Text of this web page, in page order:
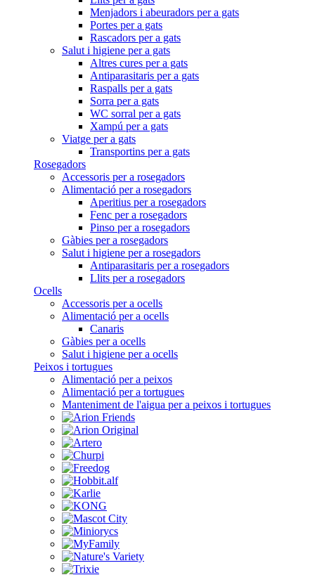
Menjadors i abeuradors per a gats
Portes per a gats
Rascadors per a gats
Salut i higiene per a gats
Altres cures per a gats
Antiparasitaris per a gats
Raspalls per a gats
Sorra per a gats
WC sorral per a gats
Xampú per a gats
Viatge per a gats
Transportins per a gats
Rosegadors
Accessoris per a rosegadors
Alimentació per a rosegadors
Aperitius per a rosegadors
Fenc per a rosegadors
Pinso per a rosegadors
Gàbies per a rosegadors
Salut i higiene per a rosegadors
Antiparasitaris per a rosegadors
Llits per a rosegadors
Ocells
Accessoris per a ocells
Alimentació per a ocells
Canaris
Gàbies per a ocells
Salut i higiene per a ocells
Peixos i tortugues
Alimentació per a peixos
Alimentació per a tortugues
Manteniment de l'aigua per a peixos i tortugues